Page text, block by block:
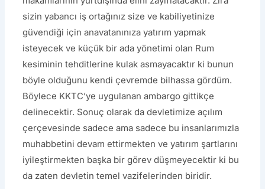
sizin yabancı iş ortağınız size ve kabiliyetinize
güvendiği için anavatanınıza yatırım yapmak
isteyecek ve küçük bir ada yönetimi olan Rum
kesiminin tehditlerine kulak asmayacaktır ki bunun
böyle olduğunu kendi çevremde bilhassa gördüm.
Böylece KKTC’ye uygulanan ambargo gittikçe
delinecektir. Sonuç olarak da devletimize açılım
çerçevesinde sadece ama sadece bu insanlarımızla
muhabbetini devam ettirmekten ve yatırım şartlarını
iyileştirmekten başka bir görev düşmeyecektir ki bu
da zaten devletin temel vazifelerinden biridir.